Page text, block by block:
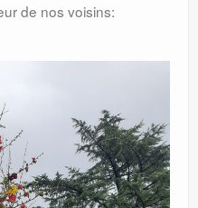
de nos voisins: